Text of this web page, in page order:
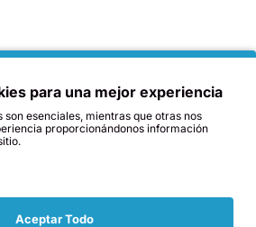
Tambien compraron
para una mejor experiencia
son esenciales, mientras que otras nos
proporcionándonos información
Aceptar Todo